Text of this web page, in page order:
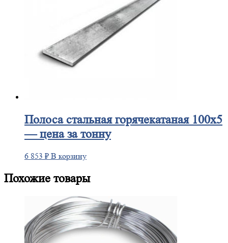
Полосастальная горячекатаная 100х5
— цена за тонну
6 853 ₽ В корзину
Похожие товары